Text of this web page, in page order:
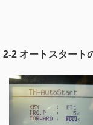
2-2 オートスタート